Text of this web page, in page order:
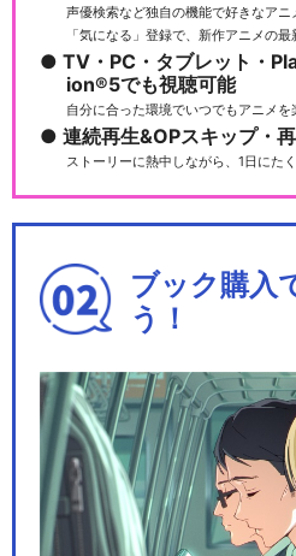
声優検索など独自の機能で好きなアニ
「気になる」登録で、新作アニメの
TV・PC・タブレット・
ion®5でも視聴可能
自分に合った環境でいつでもアニメを
連続再生&OPスキップ・
ストーリーに熱中しながら、1日にた
ブック購入
う！